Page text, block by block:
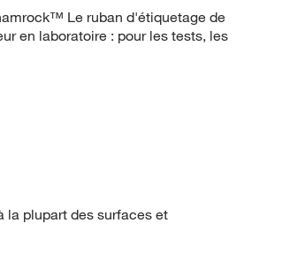
Le ruban d'étiquetage de
en laboratoire : pour les tests, les
la plupart des surfaces et